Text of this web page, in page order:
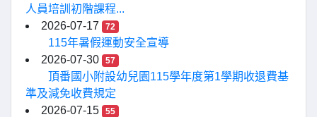
人員培訓初階課程...
2026-07-17
72
115年暑假運動安全宣導
2026-07-30
57
頂番國小附設幼兒園115學年度第1學期收退費基
準及減免收費規定
2026-07-15
55